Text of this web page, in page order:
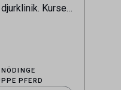
Kursen
PFERD